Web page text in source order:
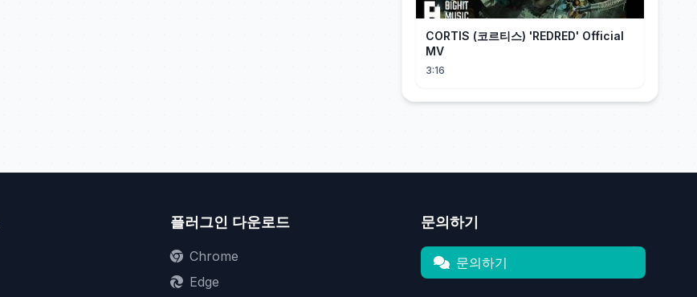
CORTIS (코르티스) 'REDRED' Official
MV
3:16
플러그인 다운로드
Chrome
Edge
문의하기
문의하기